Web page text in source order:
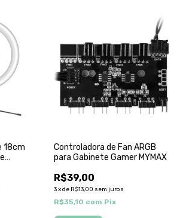
18cm
Controladora de Fan ARGB
para Gabinete Gamer MYMAX
R$39,00
3xde R$13,00 sem juros
R$35,10 com Pix